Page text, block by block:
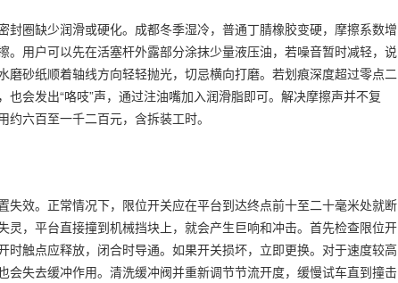
圈缺少润滑或硬化。成都冬季湿冷，普通丁腈橡胶变硬，摩擦系数增
用户可以先在活塞杆外露部分涂抹少量液压油，若噪音暂时减轻，说
砂纸顺着轴线方向轻轻抛光，切忌横向打磨。若划痕深度超过零点二
会发出“咯吱”声，通过注油嘴加入润滑脂即可。解决摩擦声并不复
六百至一千二百元，含拆装工时。
效。正常情况下，限位开关应在平台到达终点前十至二十毫米处就断
，平台直接撞到机械挡块上，就会产生巨响和冲击。首先检查限位开
触点应释放，闭合时导通。如果开关损坏，立即更换。对于速度较高
失去缓冲作用。清洗缓冲阀并重新调节节流开度，缓慢试车直到撞击